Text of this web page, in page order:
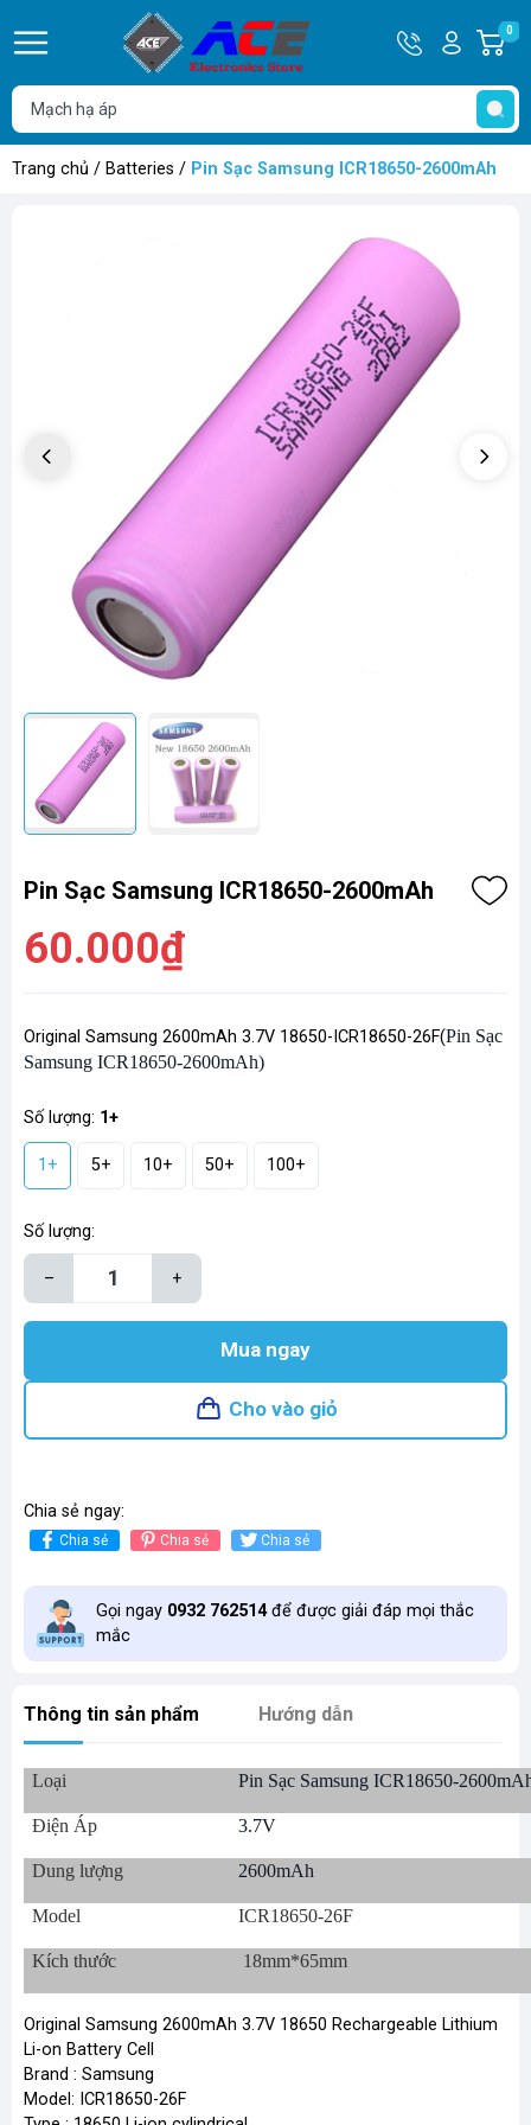
Hotline
0932
762514
Tài
khoản
Hello,
Khách
0
Trang chủ / Batteries / Pin Sạc Samsung ICR18650-2600mAh
Pin Sạc Samsung ICR18650-2600mAh
60.000₫
Original Samsung 2600mAh 3.7V 18650-ICR18650-26F(Pin Sạc
Samsung ICR18650-2600mAh)
Số lượng: 1+
1+ 5+ 10+ 50+ 100+
Số lượng:
– +
Mua ngay
Cho vào giỏ
Chia sẻ ngay:
Chia sẻ Chia sẻ Chia sẻ
Gọi ngay 0932 762514để được giải đáp mọi thắc
mắc
Thông tin sản phẩm Hướng dẫn
Loại Pin Sạc Samsung ICR18650-
Điện Áp 3.7V
Dung lượng 2600mAh
Model ICR18650-26F
Kích thước 18mm*65mm
Original Samsung 2600mAh 3.7V 18650 Rechargeable Lithium
Li-on Battery Cell
Brand : Samsung
Model: ICR18650-26F